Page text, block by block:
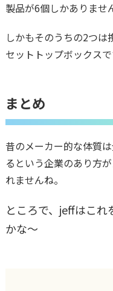
製品が6個しかありませ
しかもそのうちの2つ
セットトップボックスで
まとめ
昔のメーカー的な体質
るという企業のあり方
れませんね。
ところで、jeffはこれ
かな〜